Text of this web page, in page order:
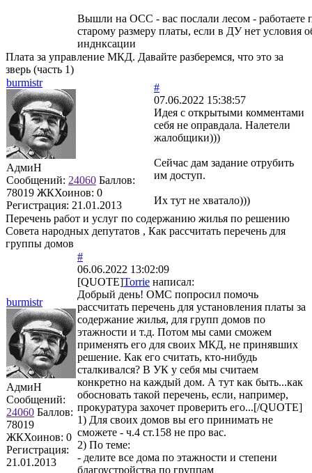
Вышли на ОСС - вас послали лесом - работаете
старому размеру платы, если в ДУ нет условия
инднксации
Плата за управление МКД. Давайте разберемся, что это за
зверь (часть 1)
burmistr
АдмиН
Сообщений: 24060 Баллов:
78019 ЖКХоинов: 0
Регистрация: 21.01.2013
#
07.06.2022 15:38:57
Идея с открытыми комментами
себя не оправдала. Налетели
жалобщики)))
Сейчас дам задание отрубить
им доступ.
Их тут не хватало)))
Перечень работ и услуг по содержанию жилья по решению
Совета народных депутатов , Как рассчитать перечень для
группы домов
burmistr
АдмиН
Сообщений:
24060 Баллов:
78019
ЖКХоинов: 0
Регистрация:
21.01.2013
#
06.06.2022 13:02:09
[QUOTE]Torrie написал:
Добрый день! ОМС попросил помочь
рассчитать перечень для установления платы за
содержание жилья, для групп домов по
этажности и т.д. Потом мы сами сможем
применять его для своих МКД, не принявших
решение. Как его считать, кто-нибудь
сталкивался? В УК у себя мы считаем
конкретно на каждый дом. А тут как быть...как
обосновать такой перечень, если, например,
прокуратура захочет проверить его...[/QUOTE]
1) Для своих домов вы его принимать не
сможете - ч.4 ст.158 не про вас.
2) По теме:
- делите все дома по этажности и степени
благоустройства по группам